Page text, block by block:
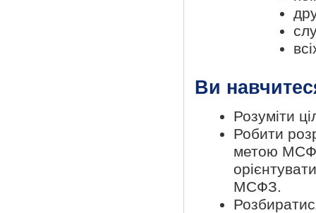
Ви
Розуміти
Робити
метою
МСФЗ.